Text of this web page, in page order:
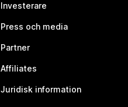
Investerare
Press och media
Partner
Affiliates
Juridisk information